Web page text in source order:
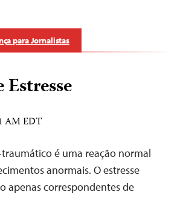
para Jornalistas
Estresse
AM EDT
traumático é uma reação normal
anormais. O estresse
apenas correspondentes de